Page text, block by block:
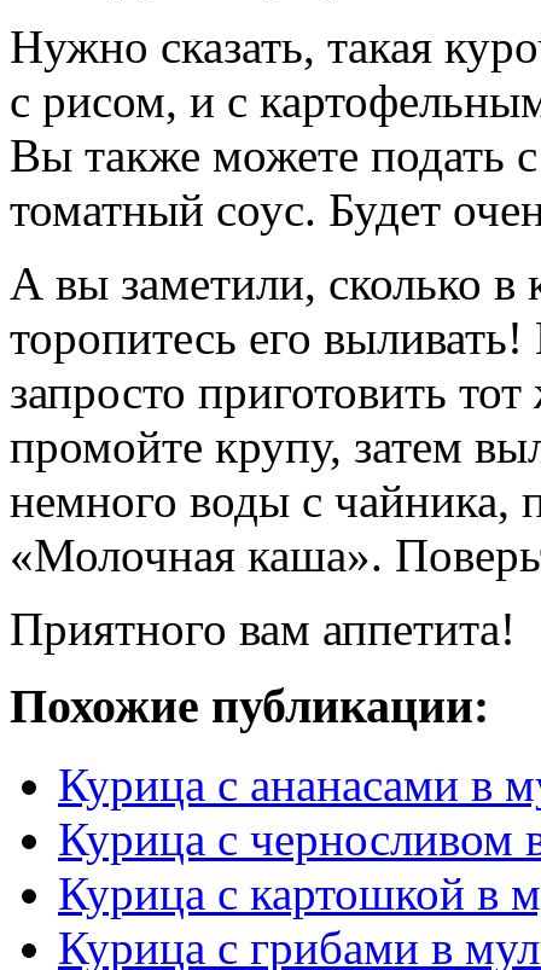
Нужно сказать, такая
с рисом, и с
Вы также можете подать
томатный соус. Будет
А вы заметили, сколько в
торопитесь его
запросто приготовить
промойте крупу, затем
немного воды с чайника,
«Молочная каша».
Приятного вам аппетита!
Похожие публикации:
Курица с ананасами в
Курица с черносливом
Курица с картошкой в
Курица с грибами в